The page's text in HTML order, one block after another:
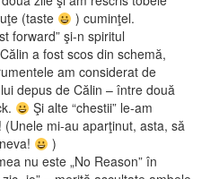
(taste
) cuminţel.
forward” şi-n spiritul
a fost scos din schemă,
am considerat de
depus de Călin – între două
Şi alte “chestii” le-am
mi-au aparţinut, asta, să
)
nu este „No Reason” în